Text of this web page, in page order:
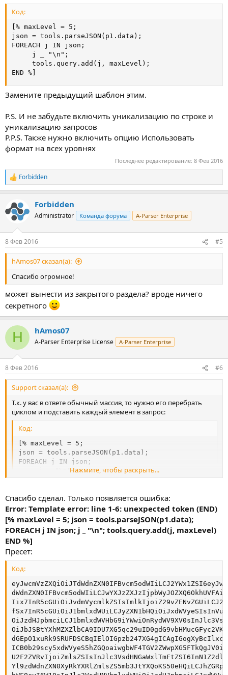
Код:
[% maxLevel = 5;
json = tools.parseJSON(p1.data);
FOREACH j IN json;
     j _ "\n";
     tools.query.add(j, maxLevel);
END %]
Замените предыдущий шаблон этим.
P.S. И не забудьте включить уникализацию по строке и
уникализацию запросов
P.P.S. Также нужно включить опцию Использовать
формат на всех уровнях
Последнее редактирование: 8 Фев 2016
Р
е
к
ц
и
Forbidden
Forbidden
Administrator Команда форума A-Parser Enterprise
8 Фев 2016 #5
hAmos07 сказал(а):
Спасибо огромное!
может вынести из закрытого раздела? вроде ничего
секретного
H hAmos07
A-Parser Enterprise License A-Parser Enterprise
8 Фев 2016 #6
Support сказал(а):
Т.к. у вас в ответе обычный массив, то нужно его перебрать
циклом и подставить каждый элемент в запрос:
Код:
[% maxLevel = 5;
json = tools.parseJSON(p1.data);
FOREACH j IN json;
     j _ "\n";
     tools.query.add(j, maxLevel)
Замените предыдущий шаблон этим.
P.S. И не забудьте включить уникализацию по строке и
уникализацию запросов
Нажмите, чтобы раскрыть...
Спасибо сделал. Только появляется ошибка:
Error: Template error: line 1-6: unexpected token (END)
[% maxLevel = 5; json = tools.parseJSON(p1.data);
FOREACH j IN json; j _ "\n"; tools.query.add(j, maxLevel)
END %]
Пресет:
Код: